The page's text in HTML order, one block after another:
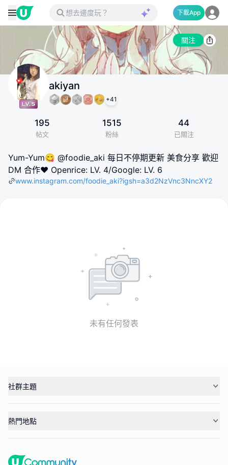
下載App
關注
akiyan
+41
195
帖文
1515
粉絲
44
已關注
Yum-Yum😋 @foodie_aki 每日不停期更新 美食分享 歡迎
DM 合作❤ Openrice: LV. 4/Google: LV. 6
www.instagram.com/foodie_aki?igsh=a3d2NzVnc3NncXY2
未有任何發表
社群主題
熱門地點